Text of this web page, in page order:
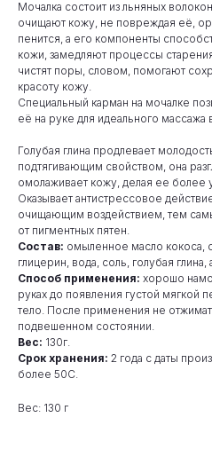
Мочалка состоит из льняных
очищают кожу, не повреждая её,
пенится, а его компоненты
кожи, замедляют процессы
чистят поры, словом, помогают
красоту кожу.
Специальный карман на мочалке
её на руке для идеального массажа
Голубая глина продлевает
подтягивающим свойством, она
омолаживает кожу, делая ее более
Оказывает антистрессовое
очищающим воздействием, тем
от пигментных пятен.
Состав: омыленное масло кокоса,
глицерин, вода, соль, голубая глина,
Способ применения: хорошо
руках до появления густой мягкой
тело. После применения не
подвешенном состоянии.
Вес: 130г.
Срок хранения: 2 года с даты
более 50С.
Вес: 130 г